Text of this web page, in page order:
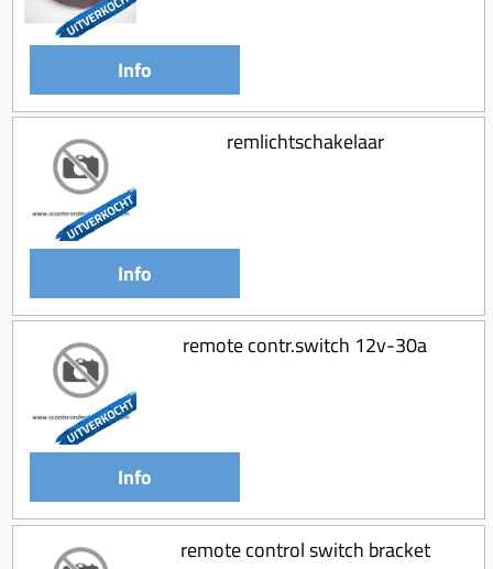
Info
remlichtschakelaar
Info
remote contr.switch 12v-30a
Info
remote control switch bracket